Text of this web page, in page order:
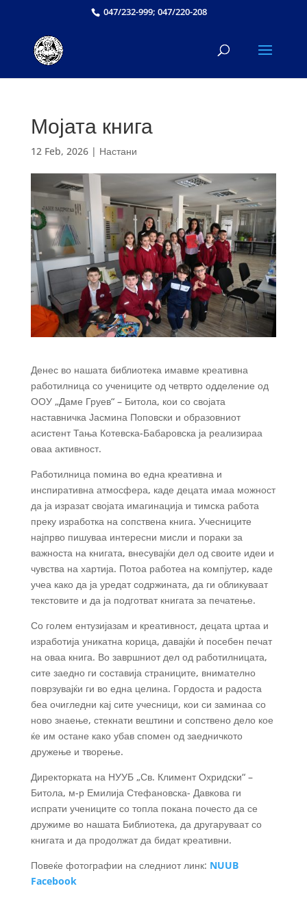
047/232-999; 047/220-208
Мојата книга
12 Feb, 2026| Настани
Денес во нашата библиотека имавме креативна
работилница со учениците од четврто одделение од
ООУ „Даме Груев“ – Битола, кои со својата
наставничка Јасмина Поповски и образовниот
асистент Тања Котевска-Бабаровска ја реализираа
оваа активност.
Работилница помина во една креативна и
инспиративна атмосфера, каде децата имаа можност
да ја изразат својата имагинација и тимска работа
преку изработка на сопствена книга. Учесниците
најпрво пишуваа интересни мисли и пораки за
важноста на книгата, внесувајќи дел од своите идеи и
чувства на хартија. Потоа работеа на компјутер, каде
учеа како да ја уредат содржината, да ги обликуваат
текстовите и да ја подготват книгата за печатење.
Со голем ентузијазам и креативност, децата цртаа и
изработија уникатна корица, давајќи ѝ посебен печат
на оваа книга. Во завршниот дел од работилницата,
сите заедно ги составија страниците, внимателно
поврзувајќи ги во една целина. Гордоста и радоста
беа очигледни кај сите учесници, кои си заминаа со
ново знаење, стекнати вештини и сопствено дело кое
ќе им остане како убав спомен од заедничкото
дружење и творење.
Директорката на НУУБ „Св. Климент Охридски“ –
Битола, м-р Емилија Стефановска- Давкова ги
испрати учениците со топла покана почесто да се
дружиме во нашата Библиотека, да другаруваат со
книгата и да продолжат да бидат креативни.
Повеќе фотографии на следниот линк: NUUB
Facebook